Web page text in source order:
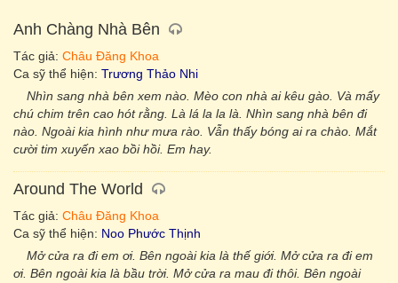
Anh Chàng Nhà Bên
Tác giả: Châu Đăng Khoa
Ca sỹ thể hiện: Trương Thảo Nhi
Nhìn sang nhà bên xem nào. Mèo con nhà ai kêu gào. Và mấy
chú chim trên cao hót rằng. Là lá la la là. Nhìn sang nhà bên đi
nào. Ngoài kia hình như mưa rào. Vẫn thấy bóng ai ra chào. Mắt
cười tim xuyến xao bồi hồi. Em hay.
Around The World
Tác giả: Châu Đăng Khoa
Ca sỹ thể hiện: Noo Phước Thịnh
Mở cửa ra đi em ơi. Bên ngoài kia là thế giới. Mở cửa ra đi em
ơi. Bên ngoài kia là bầu trời. Mở cửa ra mau đi thôi. Bên ngoài